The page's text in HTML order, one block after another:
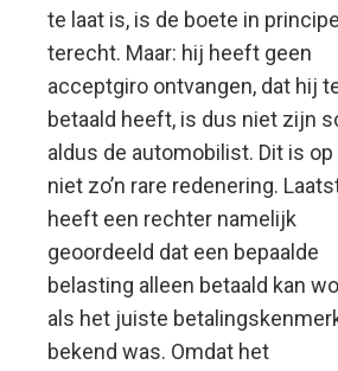
te laat is, is de boete in principe
terecht. Maar: hij heeft geen
acceptgiro ontvangen, dat hij
betaald heeft, is dus niet zijn
aldus de automobilist. Dit is
niet zo’n rare redenering.
heeft een rechter namelijk
geoordeeld dat een bepaalde
belasting alleen betaald kan
als het juiste
bekend was. Omdat het